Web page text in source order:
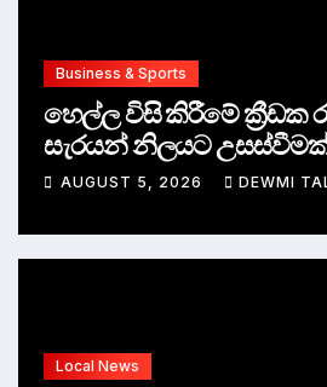
Business & Sports
හෙල්ල විසි කිරීමේ ක්‍රීඩක
සැරයන් නිලයට
AUGUST 5, 2026 DEWMI
Local News